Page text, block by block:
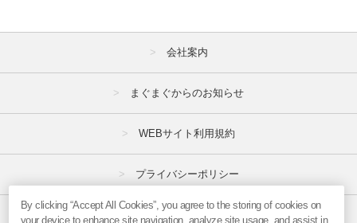
会社案内
まぐまぐからのお知らせ
WEBサイト利用規約
プライバシーポリシー
特定商取引法
By clicking “Accept All Cookies”, you agree to the storing of cookies on
your device to enhance site navigation, analyze site usage, and assist in